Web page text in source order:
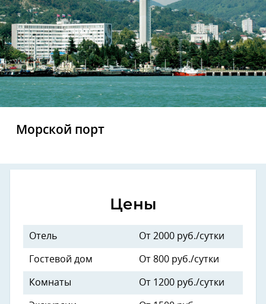
Морской порт
Цены
Отель От 2000 руб./сутки
Гостевой дом От 800 руб./сутки
Комнаты От 1200 руб./сутки